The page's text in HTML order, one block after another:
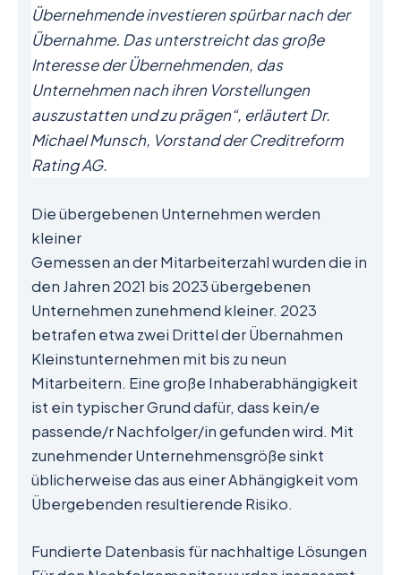
Übernehmende investieren spürbar nach der
Übernahme. Das unterstreicht das große
Interesse der Übernehmenden, das
Unternehmen nach ihren Vorstellungen
auszustatten und zu prägen“, erläutert Dr.
Michael Munsch, Vorstand der Creditreform
Rating AG.
Die übergebenen Unternehmen werden
kleiner
Gemessen an der Mitarbeiterzahl wurden die in
den Jahren 2021 bis 2023 übergebenen
Unternehmen zunehmend kleiner. 2023
betrafen etwa zwei Drittel der Übernahmen
Kleinstunternehmen mit bis zu neun
Mitarbeitern. Eine große Inhaberabhängigkeit
ist ein typischer Grund dafür, dass kein/e
passende/r Nachfolger/in gefunden wird. Mit
zunehmender Unternehmensgröße sinkt
üblicherweise das aus einer Abhängigkeit vom
Übergebenden resultierende Risiko.
Fundierte Datenbasis für nachhaltige Lösungen